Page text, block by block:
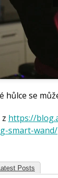
hůlce se
https://
smart-wand/
Posts